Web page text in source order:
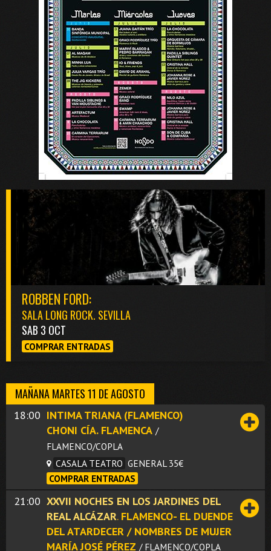
ROBBEN FORD:
SALA LONG ROCK. SEVILLA
SAB 3 OCT
COMPRAR ENTRADAS
MAÑANA MARTES 11 DE AGOSTO
18:00 INTIMA TRIANA (FLAMENCO)
CHONI CÍA. FLAMENCA /
FLAMENCO/COPLA
CASALA TEATRO GENERAL 35€
COMPRAR ENTRADAS
21:00 XXVII NOCHES EN LOS JARDINES DEL
REAL ALCÁZAR. FLAMENCO- EL DUENDE
DEL ATARDECER / NOMBRES DE MUJER
MARÍA JOSÉ PÉREZ / FLAMENCO/COPLA